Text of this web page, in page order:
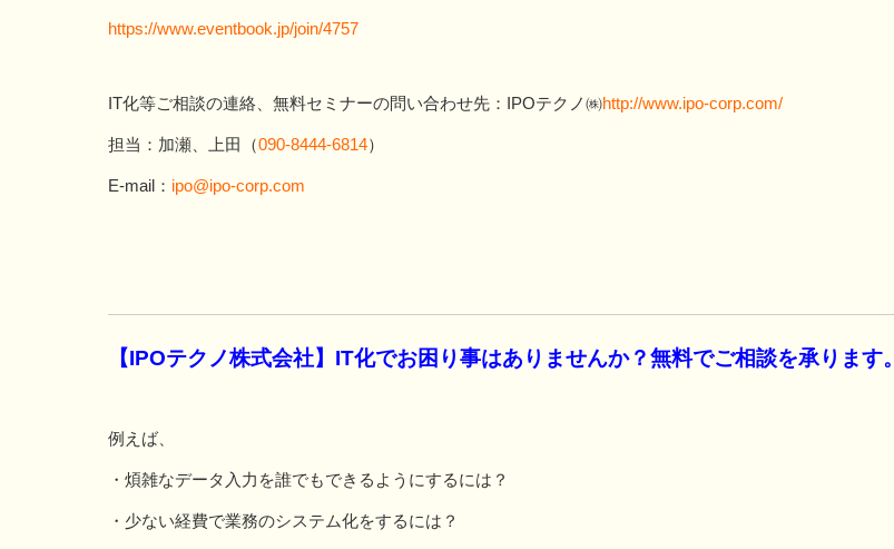
https://www.eventbook.jp/join/4757
IT化等ご相談の連絡、無料セミナーの問い合わせ先：IPOテクノ㈱http://www.ipo-corp.com/
担当：加瀬、上田（090-8444-6814）
E-mail： ipo@ipo-corp.com
【IPOテクノ株式会社】IT化でお困り事はありませんか？無料でご相談を承ります。
例えば、
・煩雑なデータ入力を誰でもできるようにするには？
・少ない経費で業務のシステム化をするには？